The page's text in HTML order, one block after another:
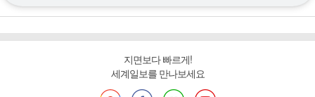
지면보다 빠르게!
세계일보를 만나보세요